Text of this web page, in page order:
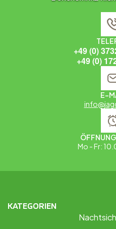
+49 (0)
+49 (0)
E-
Mo - Fr:
KATEGORIEN